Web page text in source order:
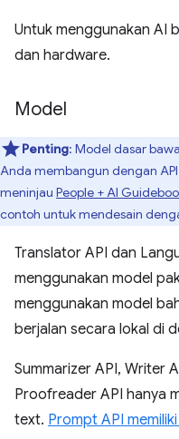
Untuk menggunakan AI
dan hardware.
Model
Penting: Model dasar
Anda membangun dengan
meninjau People + AI
contoh untuk mendesain
Translator API dan
menggunakan model
menggunakan model
berjalan secara lokal di
Summarizer API, Writer
Proofreader API hanya
text. Prompt API